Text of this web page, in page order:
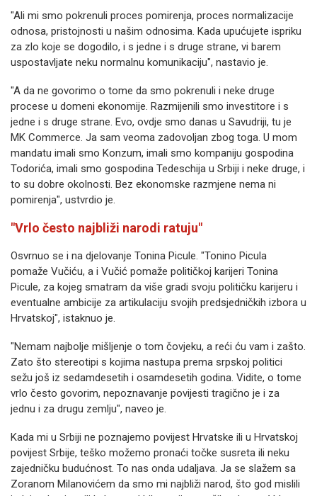
"Ali mi smo pokrenuli proces pomirenja, proces normalizacije
odnosa, pristojnosti u našim odnosima. Kada upućujete ispriku
za zlo koje se dogodilo, i s jedne i s druge strane, vi barem
uspostavljate neku normalnu komunikaciju", nastavio je.
"A da ne govorimo o tome da smo pokrenuli i neke druge
procese u domeni ekonomije. Razmijenili smo investitore i s
jedne i s druge strane. Evo, ovdje smo danas u Savudriji, tu je
MK Commerce. Ja sam veoma zadovoljan zbog toga. U mom
mandatu imali smo Konzum, imali smo kompaniju gospodina
Todorića, imali smo gospodina Tedeschija u Srbiji i neke druge, i
to su dobre okolnosti. Bez ekonomske razmjene nema ni
pomirenja", ustvrdio je.
"Vrlo često najbliži narodi ratuju"
Osvrnuo se i na djelovanje Tonina Picule. "Tonino Picula
pomaže Vučiću, a i Vučić pomaže političkoj karijeri Tonina
Picule, za kojeg smatram da više gradi svoju političku karijeru i
eventualne ambicije za artikulaciju svojih predsjedničkih izbora u
Hrvatskoj", istaknuo je.
"Nemam najbolje mišljenje o tom čovjeku, a reći ću vam i zašto.
Zato što stereotipi s kojima nastupa prema srpskoj politici
sežu još iz sedamdesetih i osamdesetih godina. Vidite, o tome
vrlo često govorim, nepoznavanje povijesti tragično je i za
jednu i za drugu zemlju", naveo je.
Kada mi u Srbiji ne poznajemo povijest Hrvatske ili u Hrvatskoj
povijest Srbije, teško možemo pronaći točke susreta ili neku
zajedničku budućnost. To nas onda udaljava. Ja se slažem sa
Zoranom Milanovićem da smo mi najbliži narod, što god mislili